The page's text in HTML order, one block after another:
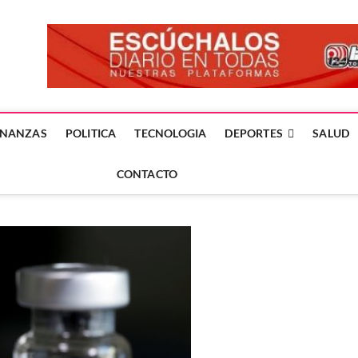
DÍA EN LA NOTICIA
POLITICA TECNOLOGIA DEPORTES SALUD
CONTACTO